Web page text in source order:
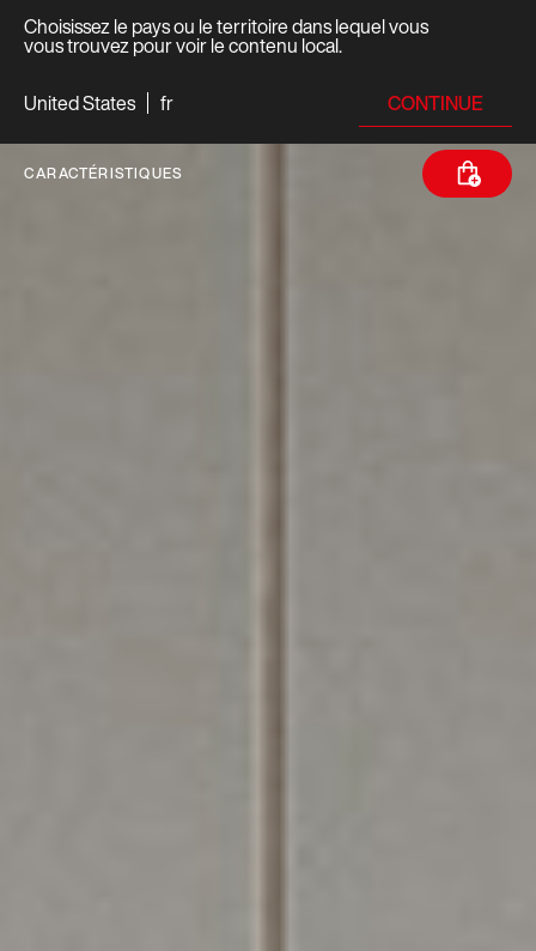
Choisissez le pays ou le territoire dans lequel vous
vous trouvez pour voir le contenu local.
United States
fr CONTINUE
CARACTÉRISTIQUES